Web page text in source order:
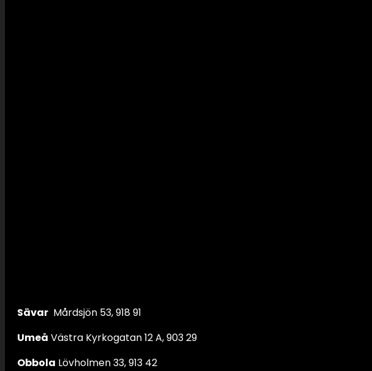
Sävar Mårdsjön 53, 918 91
Umeå Västra Kyrkogatan 12 A, 903 29
Obbola Lövholmen 33, 913 42